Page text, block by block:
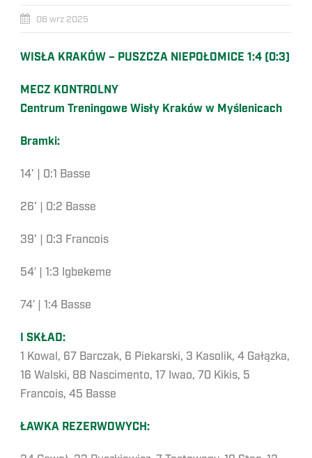
06 wrz 2025
WISŁA KRAKÓW – PUSZCZA NIEPOŁOMICE 1:4 (0:3)
MECZ KONTROLNY
Centrum Treningowe Wisły Kraków w Myślenicach
Bramki:
14’ | 0:1 Basse
26’ | 0:2 Basse
39’ | 0:3 Francois
54′ | 1:3 Igbekeme
74′ | 1:4 Basse
I SKŁAD:
1 Kowal, 67 Barczak, 6 Piekarski, 3 Kasolik, 4 Gałązka,
16 Walski, 88 Nascimento, 17 Iwao, 70 Kikis, 5
Francois, 45 Basse
ŁAWKA REZERWOWYCH: